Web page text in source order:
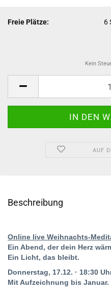
Freie Plätze: 6
Kein
AUF
Beschreibung
Online live Weihnachts-
Ein Abend, der dein Herz
Ein Licht, das bleibt.
Donnerstag, 17.12. · 18:30
Mit Aufzeichnung bis Januar.